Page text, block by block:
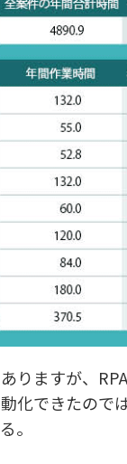
りますが、
化できたので
。